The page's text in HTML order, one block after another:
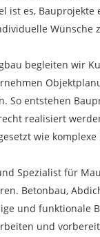
ist es,
Wünsche
begleiten wir
So entstehen
realisiert
wie
Spezialist für
Betonbau,
und funktionale
und